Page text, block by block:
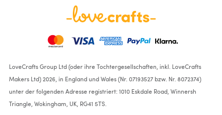
LoveCrafts Group Ltd (oder ihre Tochtergesellschaften, inkl. LoveCrafts
Makers Ltd) 2026, in England und Wales (Nr. 07193527 bzw. Nr. 8072374)
unter der folgenden Adresse registriert: 1010 Eskdale Road, Winnersh
Triangle, Wokingham, UK, RG41 5TS.